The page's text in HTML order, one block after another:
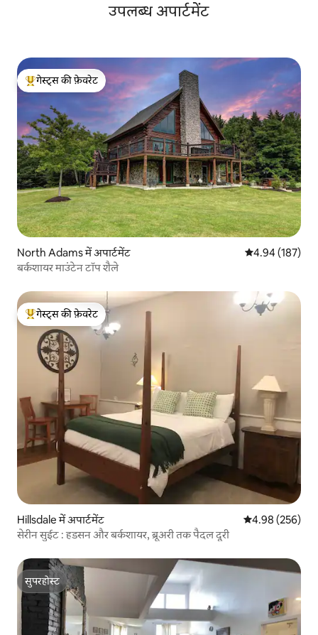
उपलब्ध अपार्टमेंट
गेस्ट्स का टॉप फ़ेवरेट
गेस्ट्स की फ़ेवरेट
North Adams में अपार्टमेंट औसत रेटिंग 5 में से
4.94 (187)
बर्कशायर माउंटेन टॉप शैले
गेस्ट्स का टॉप फ़ेवरेट
गेस्ट्स की फ़ेवरेट
Hillsdale में अपार्टमेंट औसत रेटिंग 5 में से
4.98 (256)
सेरीन सुईट : हडसन और बर्कशायर, ब्रूअरी तक पैदल दूरी
सुपरहोस्ट
सुपरहोस्ट